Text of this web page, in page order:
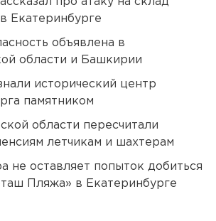
Екатеринбурге
объявлена в
области и Башкирии
исторический центр
памятником
области пересчитали
летчикам и шахтерам
не оставляет попыток добиться
Пляжа» в Екатеринбурге